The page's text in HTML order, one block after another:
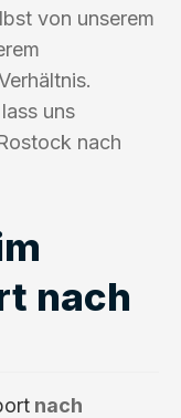
von unserem
uns
nach
nach
nach